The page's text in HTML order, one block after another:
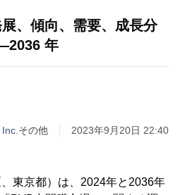
、傾向、需要、成長分
年
その他 2023年9月20日 22:40
東京都）は、2024年と2036年